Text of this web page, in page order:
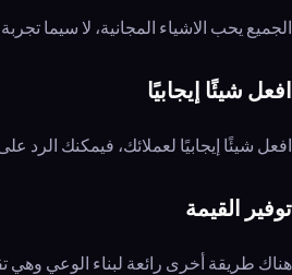
الجميع يحب الاشياء المجانية، لا سيما
افعل شيئًا إيجابيًا
افعل شيئًا إيجابيًا لعملائك، فيمكنك الرد
توفير القيمة
هناك طريقة أخرى رائعة لبناء الوعي